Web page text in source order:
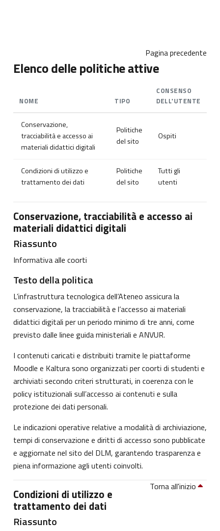
Pagina precedente
Elenco delle politiche attive
NOME TIPO
CONSENSO
DELL'UTENTE
Conservazione,
tracciabilità e accesso ai
materiali didattici digitali
Politiche
del sito
Ospiti
Condizioni di utilizzo e
trattamento dei dati
Politiche
del sito
Tutti gli
utenti
Conservazione, tracciabilità e accesso ai
materiali didattici digitali
Riassunto
Informativa alle coorti
Testo della politica
L’infrastruttura tecnologica dell’Ateneo assicura la
conservazione, la tracciabilità e l’accesso ai materiali
didattici digitali per un periodo minimo di tre anni, come
previsto dalle linee guida ministeriali e ANVUR.
I contenuti caricati e distribuiti tramite le piattaforme
Moodle e Kaltura sono organizzati per coorti di studenti e
archiviati secondo criteri strutturati, in coerenza con le
policy istituzionali sull’accesso ai contenuti e sulla
protezione dei dati personali.
Le indicazioni operative relative a modalità di archiviazione,
tempi di conservazione e diritti di accesso sono pubblicate
e aggiornate nel sito del DLM, garantendo trasparenza e
piena informazione agli utenti coinvolti.
Torna all'inizio
Condizioni di utilizzo e
trattamento dei dati
Riassunto